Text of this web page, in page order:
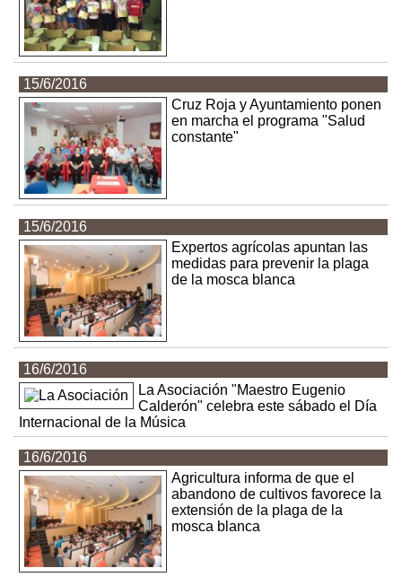
15/6/2016
Cruz Roja y Ayuntamiento ponen
en marcha el programa "Salud
constante"
15/6/2016
Expertos agrícolas apuntan las
medidas para prevenir la plaga
de la mosca blanca
16/6/2016
La Asociación "Maestro Eugenio
Calderón" celebra este sábado el Día
Internacional de la Música
16/6/2016
Agricultura informa de que el
abandono de cultivos favorece la
extensión de la plaga de la
mosca blanca